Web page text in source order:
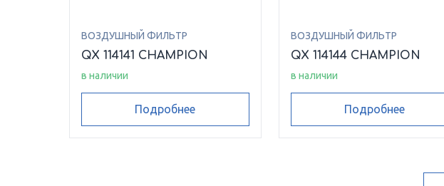
ВОЗДУШНЫЙ ФИЛЬТР
QX 114141 CHAMPION
в наличии
Подробнее
ВОЗДУШНЫЙ ФИЛЬТР
QX 114144 CHAMPION
в наличии
Подробнее